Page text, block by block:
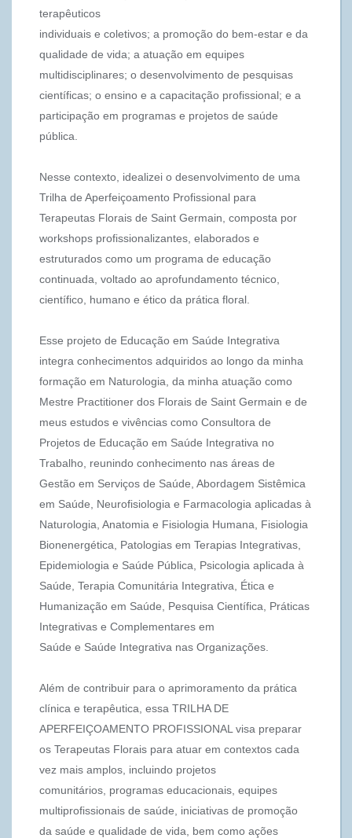
terapêuticos
individuais e coletivos; a promoção do bem-estar e da
qualidade de vida; a atuação em equipes
multidisciplinares; o desenvolvimento de pesquisas
científicas; o ensino e a capacitação profissional; e a
participação em programas e projetos de saúde
pública.
Nesse contexto, idealizei o desenvolvimento de uma
Trilha de Aperfeiçoamento Profissional para
Terapeutas Florais de Saint Germain, composta por
workshops profissionalizantes, elaborados e
estruturados como um programa de educação
continuada, voltado ao aprofundamento técnico,
científico, humano e ético da prática floral.
Esse projeto de Educação em Saúde Integrativa
integra conhecimentos adquiridos ao longo da minha
formação em Naturologia, da minha atuação como
Mestre Practitioner dos Florais de Saint Germain e de
meus estudos e vivências como Consultora de
Projetos de Educação em Saúde Integrativa no
Trabalho, reunindo conhecimento nas áreas de
Gestão em Serviços de Saúde, Abordagem Sistêmica
em Saúde, Neurofisiologia e Farmacologia aplicadas à
Naturologia, Anatomia e Fisiologia Humana, Fisiologia
Bionenergética, Patologias em Terapias Integrativas,
Epidemiologia e Saúde Pública, Psicologia aplicada à
Saúde, Terapia Comunitária Integrativa, Ética e
Humanização em Saúde, Pesquisa Científica, Práticas
Integrativas e Complementares em
Saúde e Saúde Integrativa nas Organizações.
Além de contribuir para o aprimoramento da prática
clínica e terapêutica, essa TRILHA DE
APERFEIÇOAMENTO PROFISSIONAL visa preparar
os Terapeutas Florais para atuar em contextos cada
vez mais amplos, incluindo projetos
comunitários, programas educacionais, equipes
multiprofissionais de saúde, iniciativas de promoção
da saúde e qualidade de vida, bem como ações